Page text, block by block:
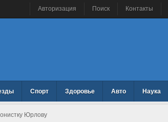
Авторизация Поиск Контакты
Спорт Здоровье Авто Наука
Юрлову